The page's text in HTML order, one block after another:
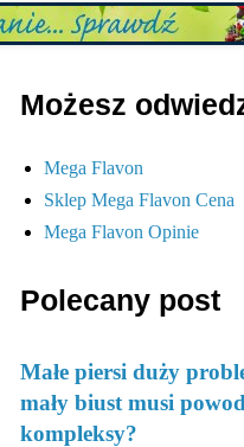
Możesz
Mega Flavon
Sklep Mega Flavon Cena
Mega Flavon Opinie
Polecany post
Małe piersi duży
mały biust musi
kompleksy?